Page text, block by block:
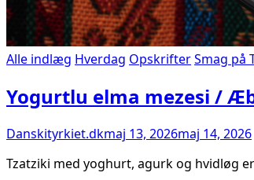
Alle indlæg Hverdag OpskrifterSmag på
Yogurtlu elma mezesi /
Danskityrkiet.dkmaj 13, 2026maj 14, 2026
Tzatziki med yoghurt, agurk og hvidløg